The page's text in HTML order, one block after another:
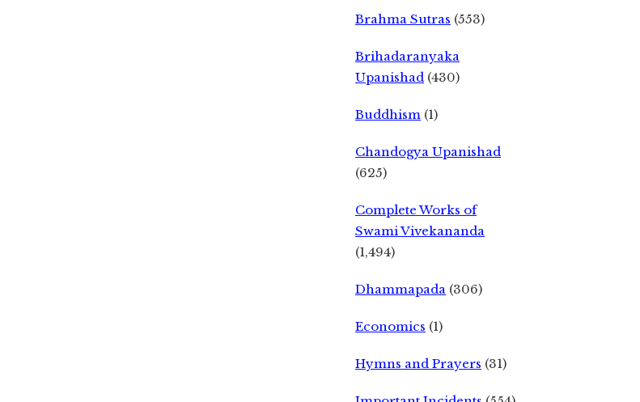
Brahma Sutras (553)
Brihadaranyaka
Upanishad (430)
Buddhism (1)
Chandogya Upanishad
(625)
Complete Works of
Swami Vivekananda
(1,494)
Dhammapada (306)
Economics (1)
Hymns and Prayers (31)